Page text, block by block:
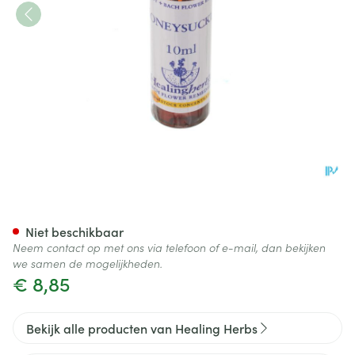
€ 8,85
Niet beschikbaar
Neem contact op met ons via telefoon of e-mail, dan bekijken
we samen de mogelijkheden.
Bekijk alle producten van Healing Herbs